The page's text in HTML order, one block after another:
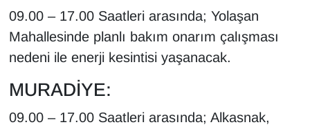
09.00 – 17.00 Saatleri arasında; Yolaşan
Mahallesinde planlı bakım onarım çalışması
nedeni ile enerji kesintisi yaşanacak.
MURADİYE:
09.00 – 17.00 Saatleri arasında; Alkasnak,
SİYASET
SPOR
TEBRİK
TEKNOLOJİ